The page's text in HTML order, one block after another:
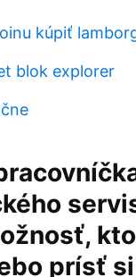
kúpiť
blok explorer
prísť si